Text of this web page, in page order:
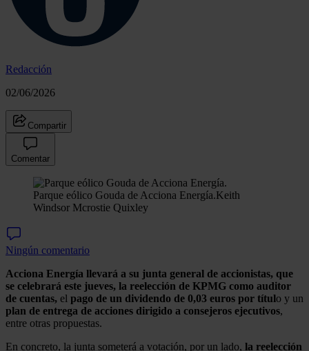
Redacción
02/06/2026
Compartir
Comentar
Parque eólico Gouda de Acciona Energía.Keith
Windsor Mcrostie Quixley
Ningún comentario
Acciona Energía llevará a su junta general de accionistas, que
se celebrará este jueves, la reelección de KPMG como auditor
de cuentas, el pago de un dividendo de 0,03 euros por título y un
plan de entrega de acciones dirigido a consejeros ejecutivos,
entre otras propuestas.
En concreto, la junta someterá a votación, por un lado, la reelección